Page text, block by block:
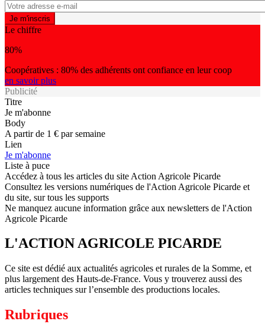
Le chiffre
80%
Coopératives : 80% des adhérents ont confiance en leur coop
en savoir plus
Publicité
Titre
Je m'abonne
Body
A partir de 1 € par semaine
Lien
Je m'abonne
Liste à puce
Accédez à tous les articles du site Action Agricole Picarde
Consultez les versions numériques de l'Action Agricole Picarde et
du site, sur tous les supports
Ne manquez aucune information grâce aux newsletters de l'Action
Agricole Picarde
L'ACTION AGRICOLE PICARDE
Ce site est dédié aux actualités agricoles et rurales de la Somme, et
plus largement des Hauts-de-France. Vous y trouverez aussi des
articles techniques sur l’ensemble des productions locales.
Rubriques